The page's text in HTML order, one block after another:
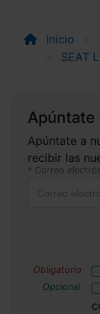
Inicio
SEAT
Apúntate
Apúntate a
recibir las
Correo